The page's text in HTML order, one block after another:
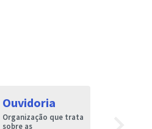
Ouvidoria
Organização que trata
sobre as